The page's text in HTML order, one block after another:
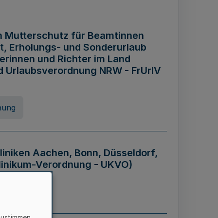
Mutterschutz für Beamtinnen
Erholungs- und Sonderurlaub
und Richter im Land
NRW - FrUrlV
Aachen, Bonn, Düsseldorf,
Verordnung - UKVO)